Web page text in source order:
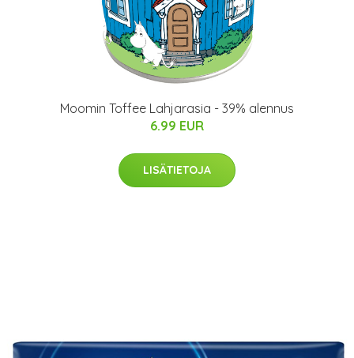
Moomin Toffee Lahjarasia - 39% alennus
6.99 EUR
LISÄTIETOJA